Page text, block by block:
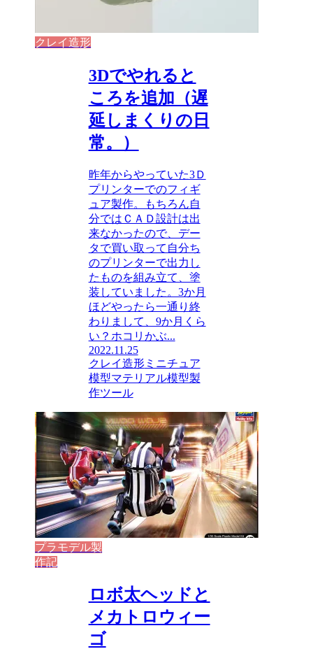
クレイ造形
3Dでやれると
ころを追加（遅
延しまくりの日
常。）
昨年からやっていた3Ｄ
プリンターでのフィギ
ュア製作。もちろん自
分ではＣＡＤ設計は出
来なかったので、デー
タで買い取って自分ち
のプリンターで出力し
たものを組み立て、塗
装していました。3か月
ほどやったら一通り終
わりまして、9か月くら
い？ホコリかぶ...
2022.11.25
クレイ造形ミニチュア
模型マテリアル模型製
作ツール
プラモデル製
作記
ロボ太ヘッドと
メカトロウィー
ゴ